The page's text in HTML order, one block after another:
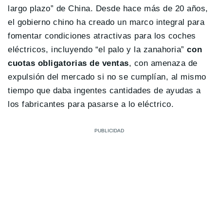
largo plazo” de China. Desde hace más de 20 años,
el gobierno chino ha creado un marco integral para
fomentar condiciones atractivas para los coches
eléctricos, incluyendo “el palo y la zanahoria”con
cuotas obligatorias de ventas, con amenaza de
expulsión del mercado si no se cumplían, al mismo
tiempo que daba ingentes cantidades de ayudas a
los fabricantes para pasarse a lo eléctrico.